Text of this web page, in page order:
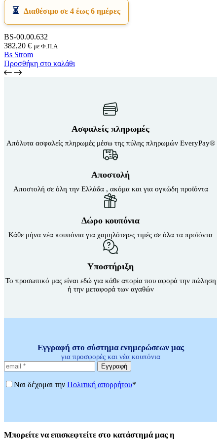
Διαθέσιμο σε 4 έως 6 ημέρες
BS-00.00.632
382,20 € με Φ.Π.Α
Bs Strom
Προσθήκη στο καλάθι
Ασφαλείς πληρωμές
Απόλυτα ασφαλείς πληρωμές μέσω της πύλης πληρωμών EveryPay®
Αποστολή
Αποστολή σε όλη την Ελλάδα , ακόμα και για ογκώδη προϊόντα
Δώρο κουπόνια
Κάθε μήνα νέα κουπόνια για χαμηλότερες τιμές σε όλα τα προϊόντα
Υποστήριξη
Το προσωπικό μας είναι εδώ για κάθε απορία που αφορά την πώληση
ή την μεταφορά των αγαθών
Εγγραφή στο σύστημα ενημερώσεων μας
για προσφορές και νέα κουπόνια
Εγγραφή
Ναι δέχομαι την Πολιτική απορρήτου*
Μπορείτε να επισκεφτείτε στο κατάστημά μας η